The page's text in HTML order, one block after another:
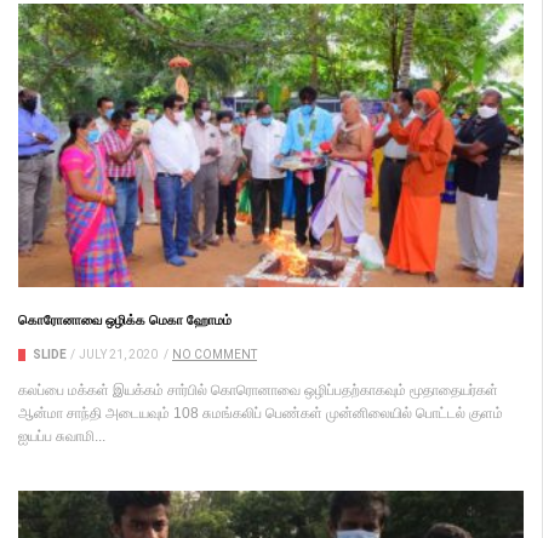
கொரோனாவை ஒழிக்க மெகா ஹோமம்
SLIDE / JULY 21, 2020 / NO COMMENT
கலப்பை மக்கள் இயக்கம் சார்பில் கொரொனாவை ஒழிப்பதற்காகவும் மூதாதையர்கள்
ஆன்மா சாந்தி அடையவும் 108 சுமங்கலிப் பெண்கள் முன்னிலையில் பொட்டல் குளம்
ஐயப்ப சுவாமி...